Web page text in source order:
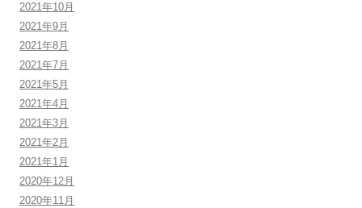
2021年10月
2021年9月
2021年8月
2021年7月
2021年5月
2021年4月
2021年3月
2021年2月
2021年1月
2020年12月
2020年11月